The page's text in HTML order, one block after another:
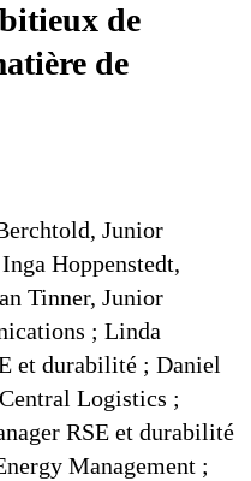
de
de
Junior
Hoppenstedt,
Tinner, Junior
; Linda
et durabilité ; Daniel
Logistics ;
RSE et durabilité
Management ;